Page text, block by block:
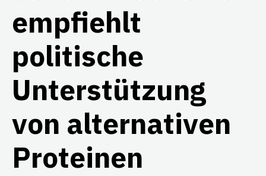
empfiehlt
politische
Unterstützung
von alternativen
Proteinen